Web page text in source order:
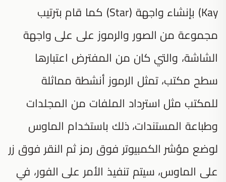
Kay) بإنشاء واجهة (Star) كما قام بترتيب
مجموعة من الصور والرموز على على واجهة
الشاشة، والتي كان من المفترض اعتبارها
سطح مكتب، تمثل الرموز أنشطة مماثلة
للمكتب مثل استرداد الملفات من المجلدات
وطباعة المستندات، ذلك باستخدام الماوس
لوضع مؤشر الكمبيوتر فوق رمز ثم النقر فوق زر
على الماوس، سيتم تنفيذ الأمر على الفور، في